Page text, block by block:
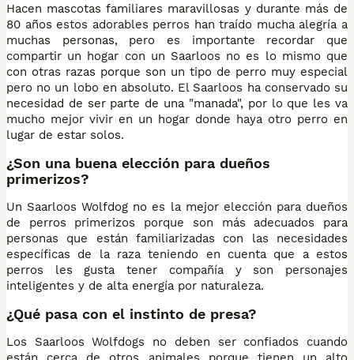
Hacen mascotas familiares maravillosas y durante más de
80 años estos adorables perros han traído mucha alegría a
muchas personas, pero es importante recordar que
compartir un hogar con un Saarloos no es lo mismo que
con otras razas porque son un tipo de perro muy especial
pero no un lobo en absoluto. El Saarloos ha conservado su
necesidad de ser parte de una "manada", por lo que les va
mucho mejor vivir en un hogar donde haya otro perro en
lugar de estar solos.
¿Son una buena elección para dueños
primerizos?
Un Saarloos Wolfdog no es la mejor elección para dueños
de perros primerizos porque son más adecuados para
personas que están familiarizadas con las necesidades
específicas de la raza teniendo en cuenta que a estos
perros les gusta tener compañía y son personajes
inteligentes y de alta energía por naturaleza.
¿Qué pasa con el instinto de presa?
Los Saarloos Wolfdogs no deben ser confiados cuando